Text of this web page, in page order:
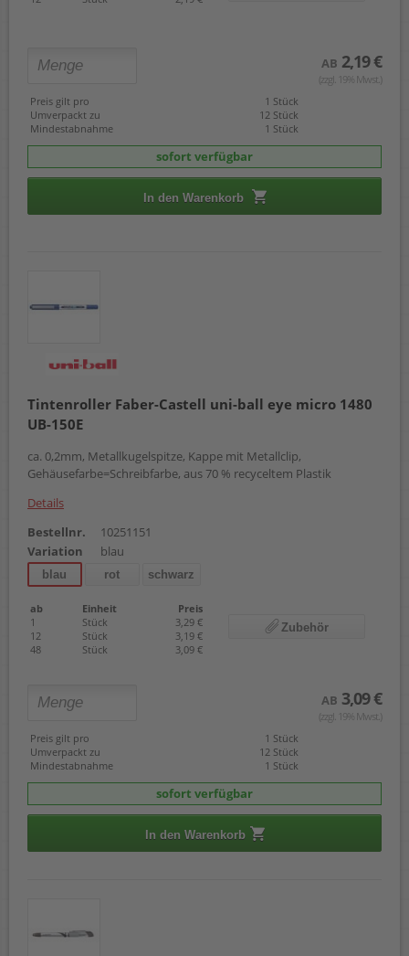
AB 2,19 €
(zzgl. 19% Mwst.)
Preis gilt pro
1 Stück
Umverpackt zu
12 Stück
Mindestabnahme
1 Stück
sofort verfügbar
In den Warenkorb
Tintenroller Faber-Castell uni-ball eye micro 1480
UB-150E
ca. 0,2mm, Metallkugelspitze, Kappe mit Metallclip,
Gehäusefarbe=Schreibfarbe, aus 70 % recyceltem Plastik
Details
Bestellnr.
10251151
Variation
blau
blau rot schwarz
ab Einheit
Preis
1
Stück
3,29 €
12
Stück
3,19 €
48
Stück 3,09 €
Zubehör
AB 3,09 €
(zzgl. 19% Mwst.)
Preis gilt pro
1 Stück
Umverpackt zu
12 Stück
Mindestabnahme
1 Stück
sofort verfügbar
In den Warenkorb